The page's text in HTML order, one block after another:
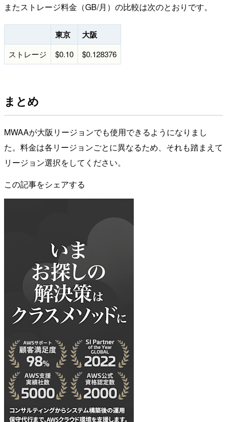
またストレージ料金（GB/月）の比較は次のとおりです。
東京 大阪
ストレージ $0.10 $0.128376
まとめ
MWAAが大阪リージョンでも使用できるようになりまし
た。料金は各リージョンごとに異なるため、それも踏まえて
リージョン選択をしてください。
この記事をシェアする